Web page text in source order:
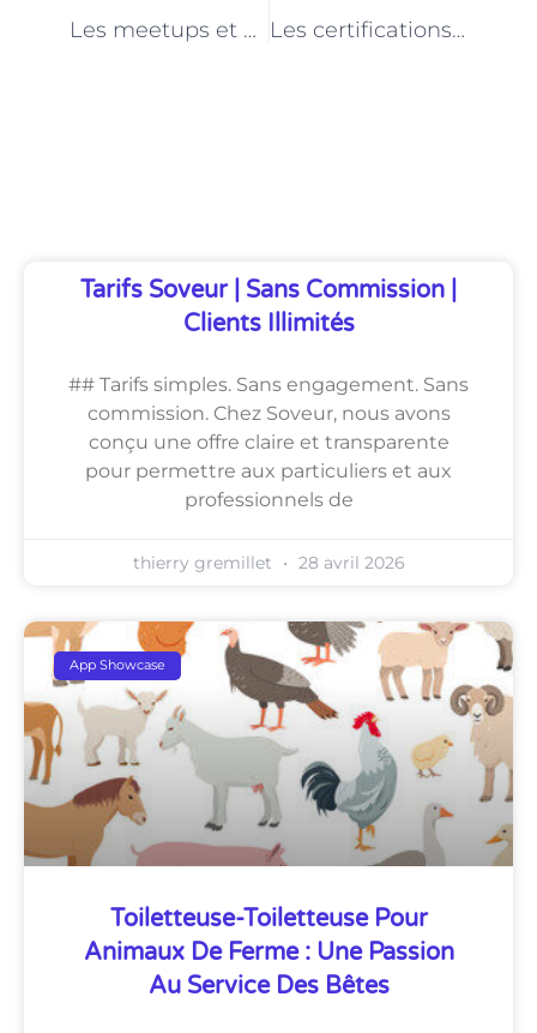
Les meetups et événements incontournables pour les développeurs web à Paris Les certifications et formations spécialisées pour développeurs web à Paris
Tarifs Soveur | Sans Commission |
Clients Illimités
## Tarifs simples. Sans engagement. Sans
commission. Chez Soveur, nous avons
conçu une offre claire et transparente
pour permettre aux particuliers et aux
professionnels de
thierry gremillet 28 avril 2026
App Showcase
Toiletteuse-Toiletteuse Pour
Animaux De Ferme : Une Passion
Au Service Des Bêtes